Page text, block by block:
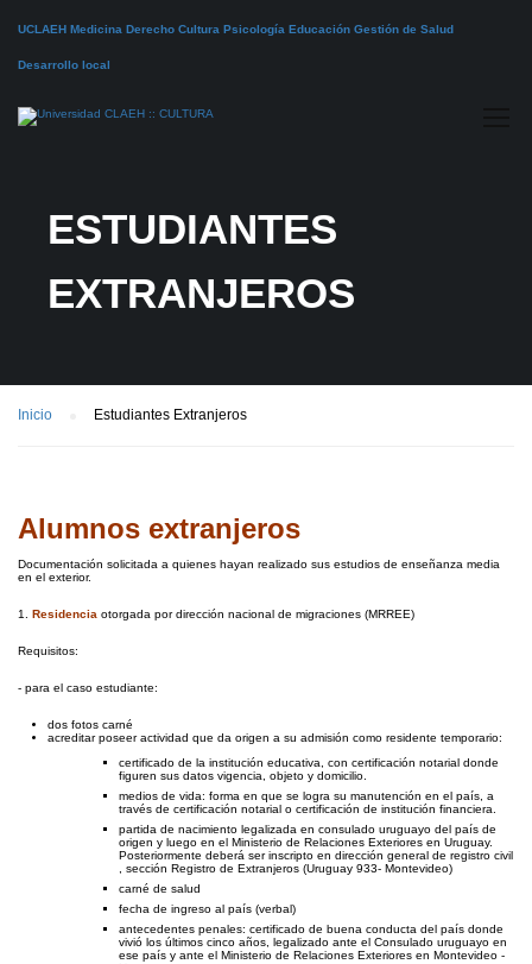
UCLAEH Medicina Derecho Cultura Psicología Educación Gestión de Salud
Desarrollo local
ESTUDIANTES
EXTRANJEROS
Inicio Estudiantes Extranjeros
Alumnos extranjeros
Documentación solicitada a quienes hayan realizado sus estudios de enseñanza media
en el exterior.
1. Residencia otorgada por dirección nacional de migraciones (MRREE)
Requisitos:
- para el caso estudiante:
dos fotos carné
acreditar poseer actividad que da origen a su admisión como residente temporario:
certificado de la institución educativa, con certificación notarial donde
figuren sus datos vigencia, objeto y domicilio.
medios de vida: forma en que se logra su manutención en el país, a
través de certificación notarial o certificación de institución financiera.
partida de nacimiento legalizada en consulado uruguayo del país de
origen y luego en el Ministerio de Relaciones Exteriores en Uruguay.
Posteriormente deberá ser inscripto en dirección general de registro civil
, sección Registro de Extranjeros (Uruguay 933- Montevideo)
carné de salud
fecha de ingreso al país (verbal)
antecedentes penales: certificado de buena conducta del país donde
vivió los últimos cinco años, legalizado ante el Consulado uruguayo en
ese país y ante el Ministerio de Relaciones Exteriores en Montevideo -